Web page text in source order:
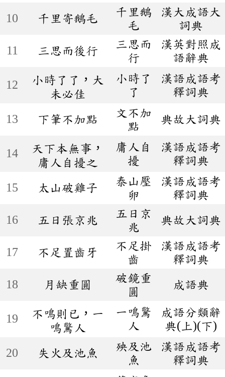
10
千里寄鵝毛
千里鵝
毛
漢大成語大
詞典
11
三思而後行
三思而
行
漢英對照成
語辭典
12
小時了了，大
未必佳
小時了
了
漢語成語考
釋詞典
13 下筆不加點
文不加
點
典故大詞典
14
天下本無事，
庸人自擾之
庸人自
擾
漢語成語考
釋詞典
15 太山破雞子
泰山壓
卵
漢語成語考
釋詞典
16
五日張京兆
五日京
兆
典故大詞典
17 不足置齒牙
不足掛
齒
漢語成語考
釋詞典
18
月缺重圓
破鏡重
圓
成語典
19
不鳴則已，一
鳴驚人
一鳴驚
人
成語分類辭
典(上)(下)
20 失火及池魚
殃及池
魚
漢語成語考
釋詞典